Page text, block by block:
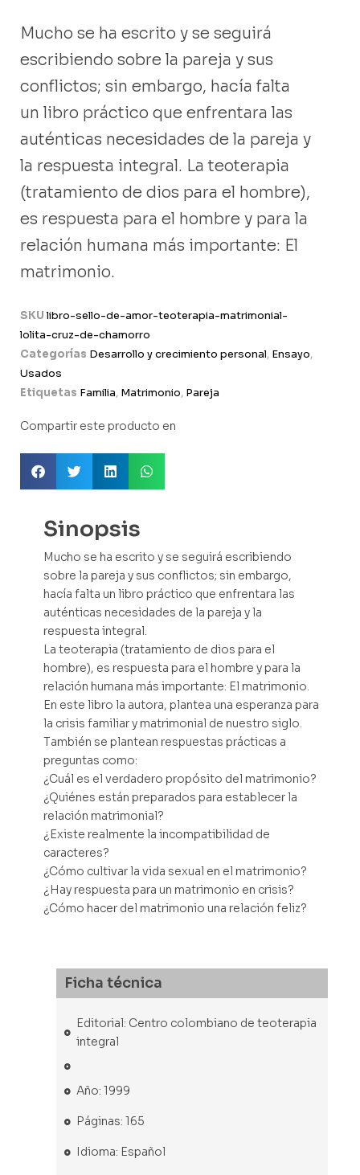
Mucho se ha escrito y se seguirá
escribiendo sobre la pareja y sus
conflictos; sin embargo, hacía falta
un libro práctico que enfrentara las
auténticas necesidades de la pareja y
la respuesta integral. La teoterapia
(tratamiento de dios para el hombre),
es respuesta para el hombre y para la
relación humana más importante: El
matrimonio.
SKUlibro-sello-de-amor-teoterapia-matrimonial-
lolita-cruz-de-chamorro
Categorías Desarrollo y crecimiento personal, Ensayo,
Usados
Etiquetas Familia, Matrimonio, Pareja
Compartir este producto en
Sinopsis
Mucho se ha escrito y se seguirá escribiendo
sobre la pareja y sus conflictos; sin embargo,
hacía falta un libro práctico que enfrentara las
auténticas necesidades de la pareja y la
respuesta integral.
La teoterapia (tratamiento de dios para el
hombre), es respuesta para el hombre y para la
relación humana más importante: El matrimonio.
En este libro la autora, plantea una esperanza para
la crisis familiar y matrimonial de nuestro siglo.
También se plantean respuestas prácticas a
preguntas como:
¿Cuál es el verdadero propósito del matrimonio?
¿Quiénes están preparados para establecer la
relación matrimonial?
¿Existe realmente la incompatibilidad de
caracteres?
¿Cómo cultivar la vida sexual en el matrimonio?
¿Hay respuesta para un matrimonio en crisis?
¿Cómo hacer del matrimonio una relación feliz?
Ficha técnica
Editorial: Centro colombiano de teoterapia
integral
Año: 1999
Páginas: 165
Idioma: Español